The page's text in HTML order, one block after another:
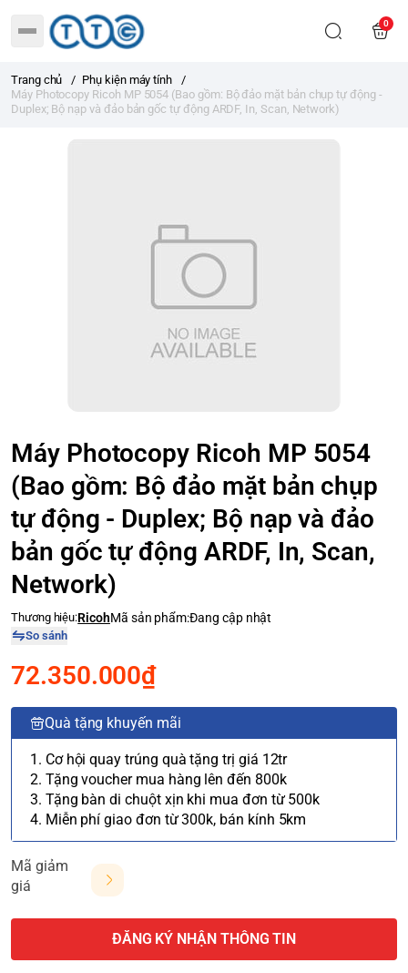
0
Trang chủ / Phụ kiện máy tính
/
Máy Photocopy Ricoh MP 5054 (Bao gồm: Bộ đảo mặt bản chụp tự động -
Duplex; Bộ nạp và đảo bản gốc tự động ARDF, In, Scan, Network)
Máy Photocopy Ricoh MP 5054
(Bao gồm: Bộ đảo mặt bản chụp
tự động - Duplex; Bộ nạp và đảo
bản gốc tự động ARDF, In, Scan,
Network)
Thương hiệu:RicohMã sản phẩm:Đang cập nhật
So sánh
72.350.000₫
Quà tặng khuyến mãi
1. Cơ hội quay trúng quà tặng trị giá 12tr
2. Tặng voucher mua hàng lên đến 800k
3. Tặng bàn di chuột xịn khi mua đơn từ 500k
4. Miễn phí giao đơn từ 300k, bán kính 5km
Mã giảm
giá
ĐĂNG KÝ NHẬN THÔNG TIN